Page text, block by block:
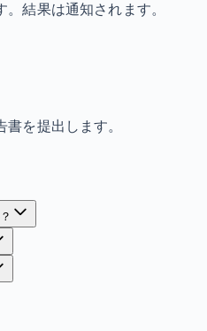
結果は通知されます。
を提出します。